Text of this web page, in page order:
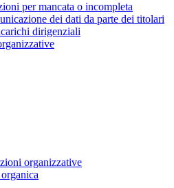
per mancata o incompleta
dei dati da parte dei titolari
dirigenziali
organizzative